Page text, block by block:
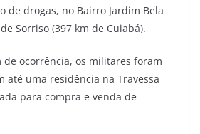
de drogas, no Bairro Jardim Bela
Sorriso (397 km de Cuiabá).
de ocorrência, os militares foram
até uma residência na Travessa
para compra e venda de